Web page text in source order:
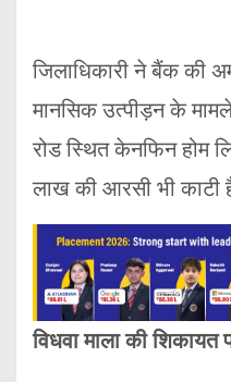
जिलाधिकारी ने बैंक की
मानसिक उत्पीड़न के
रोड स्थित केनफिन होम
लाख की आरसी भी काटी
विधवा माला की शिकायत